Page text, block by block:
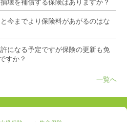
壊を補償する保険はありますか？
今までより保険料があがるのはな
になる予定ですが保険の更新も免
すか？
一覧へ